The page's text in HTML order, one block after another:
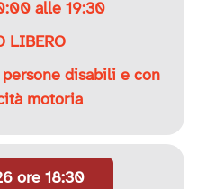
alle 19:30
LIBERO
disabili e con
motoria
ore 18:30